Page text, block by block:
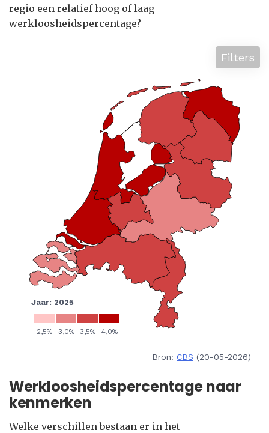
regio een relatief hoog of laag
werkloosheidspercentage?
Filters
Bron: CBS (20-05-2026)
Werkloosheidspercentage naar
kenmerken
Welke verschillen bestaan er in het